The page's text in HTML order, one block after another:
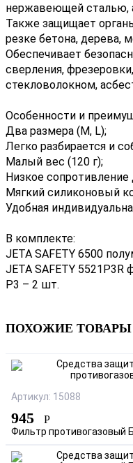
нержавеющей сталью,
Также защищает
резке бетона, дерева,
Обеспечивает
сверления,
стекловолокном,
Особенности и
Два размера (M, L);
Легко разбирается и
Малый вес (120 г);
Низкое
Мягкий силиконовый
Удобная
В комплекте:
JETA SAFETY 6500
JETA SAFETY
P3 – 2 шт.
ПОХОЖИЕ ТОВАРЫ
Артикул: 15088
945 Р
Фильтр противогазовый